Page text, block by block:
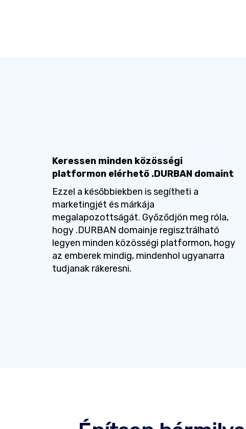
Keressen minden közösségi
platformon elérhető .DURBAN domaint
Ezzel a későbbiekben is segítheti a
marketingjét és márkája
megalapozottságát. Győződjön meg róla,
hogy .DURBAN domainje regisztrálható
legyen minden közösségi platformon, hogy
az emberek mindig, mindenhol ugyanarra
tudjanak rákeresni.